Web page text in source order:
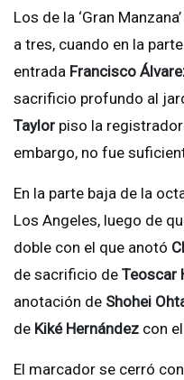
Los de la ‘Gran
a tres, cuando en la
entrada Francisco
sacrificio profundo al
Taylor piso la
embargo, no fue
En la parte baja de la
Los Angeles, luego de
doble con el que anotó
de sacrificio de Teoscar
anotación de Shohei
de Kiké Hernández con
El marcador se cerró